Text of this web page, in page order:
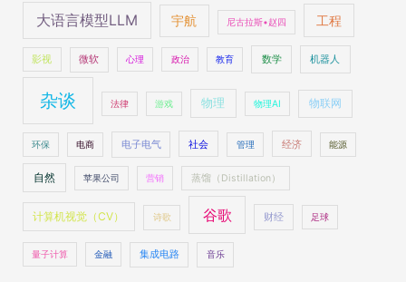
大语言模型LLM 宇航 尼古拉斯•赵四 工程
影视 微软 心理 政治 教育 数学 机器人
杂谈 法律 游戏 物理 物理AI 物联网
环保 电商 电子电气 社会 管理 经济 能源
自然 苹果公司 营销 蒸馏（Distillation）
计算机视觉（CV） 诗歌 谷歌 财经 足球
量子计算 金融 集成电路 音乐